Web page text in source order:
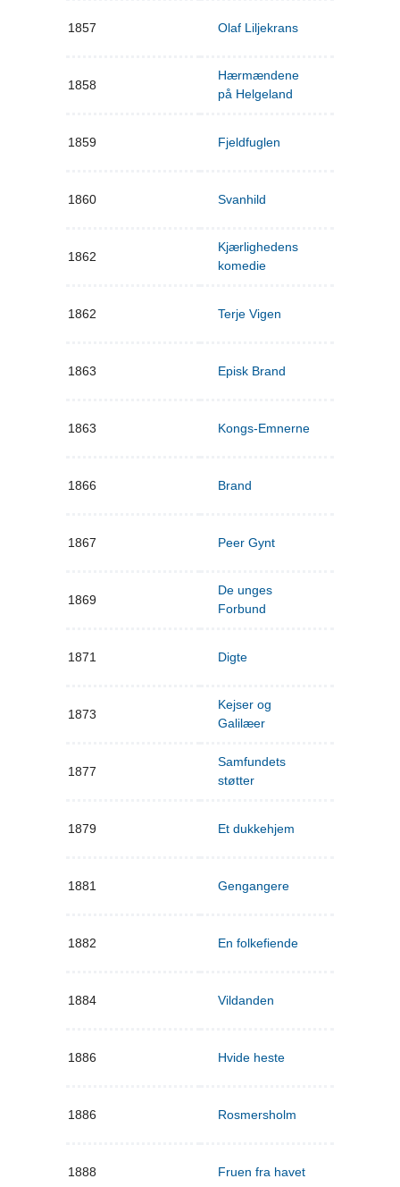
1857 Olaf Liljekrans
1858
Hærmændene
på Helgeland
1859 Fjeldfuglen
1860 Svanhild
1862
Kjærlighedens
komedie
1862 Terje Vigen
1863 Episk Brand
1863 Kongs-Emnerne
1866 Brand
1867 Peer Gynt
1869
De unges
Forbund
1871 Digte
1873
Kejser og
Galilæer
1877
Samfundets
støtter
1879 Et dukkehjem
1881 Gengangere
1882 En folkefiende
1884 Vildanden
1886 Hvide heste
1886 Rosmersholm
1888 Fruen fra havet